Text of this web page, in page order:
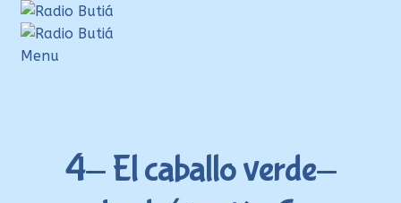
Ir
a
la
Ir
al
contenido
Menu
Armá tu playlist
Quehacer Educativo
4- El caballo verde-